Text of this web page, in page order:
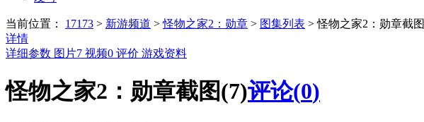
当前位置： 17173 > 新游频道 >怪物之家2：勋章 > 图集列表 >怪物之家2：勋章截图
详情
详细参数 图片7 视频0 评价 游戏资料
怪物之家2：勋章截图(7)评论(0)